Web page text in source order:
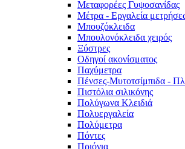
Μεταφορέες Γυψοσανίδας
Μέτρα - Εργαλεία
Μπουζόκλειδα
Μπουλονόκλειδα χειρός
Ξύστρες
Οδηγοί ακονίσματος
Παχύμετρα
Πένσες-Μυτοτσίμπιδα -
Πιστόλια σιλικόνης
Πολύγωνα Κλειδιά
Πολυεργαλεία
Πολύμετρα
Πόντες
Πριόνια